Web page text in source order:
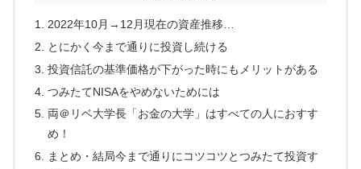
2022年10月→12月現在の資産推移…
とにかく今まで通りに投資し続ける
投資信託の基準価格が下がった時にもメリットがある
つみたてNISAをやめないためには
両＠リベ大学長「お金の大学」はすべての人におすす
め！
まとめ・結局今まで通りにコツコツとつみたて投資す